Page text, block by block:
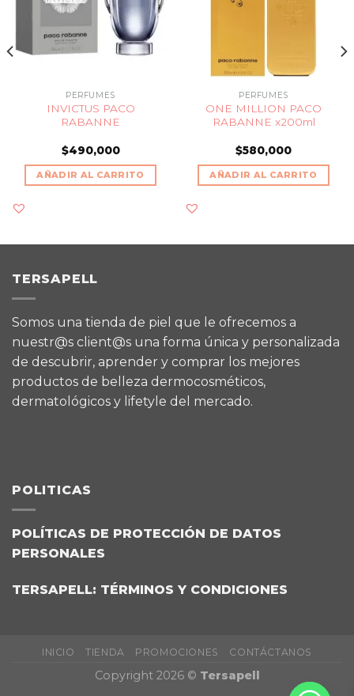
PERFUMES
INVICTUS PACO
RABANNE
$490,000
AÑADIR AL CARRITO
PERFUMES
ONE MILLION PACO
RABANNE x200ml
$580,000
AÑADIR AL CARRITO
TERSAPELL
Somos una tienda de piel que le ofrecemos a
nuestr@s client@s una forma única y personalizada
de descubrir, aprender y comprar los mejores
productos de belleza dermocosméticos,
dermatológicos y lifetyle del mercado.
POLITICAS
POLÍTICAS DE PROTECCIÓN DE DATOS
PERSONALES
TERSAPELL: TÉRMINOS Y CONDICIONES
INICIO TIENDA PROMOCIONES CONTÁCTANOS
Copyright 2026 © Tersapell